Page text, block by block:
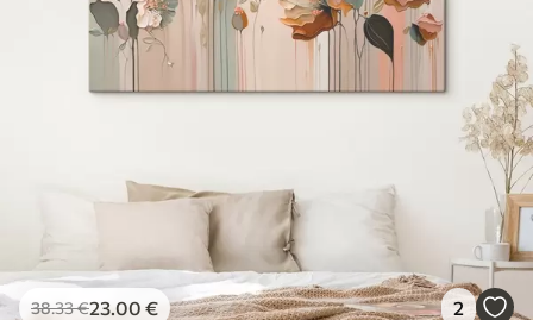
38.33€23.00 € 2